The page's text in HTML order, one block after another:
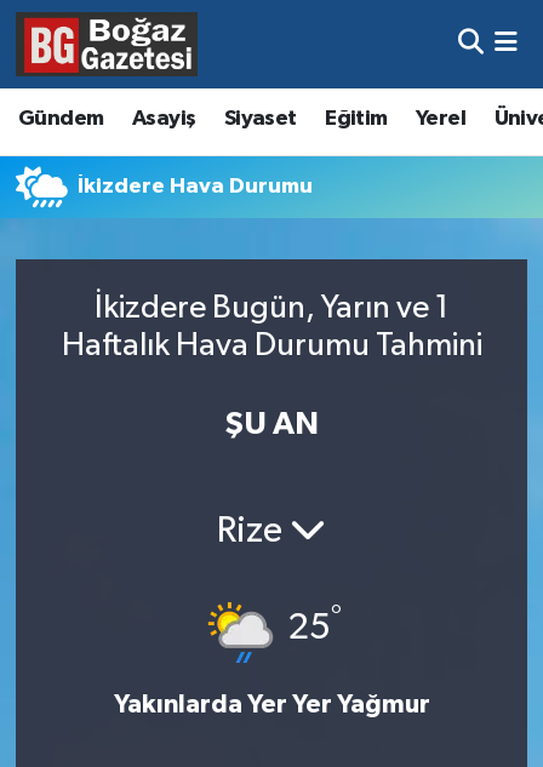
Gündem Asayiş Siyaset Eğitim Yerel
İkizdere Hava Durumu
İkizdere Bugün, Yarın ve 1
Haftalık Hava Durumu Tahmini
ŞU AN
Rize
25°
Yakınlarda Yer Yer Yağmur
Asayiş
Eğitim
Ekonomi
Kültür ve Sanat
Hava Durumu
Trafik Durumu
Süper Lig Puan Durumu ve Fikstür
Son Dakika Haberleri